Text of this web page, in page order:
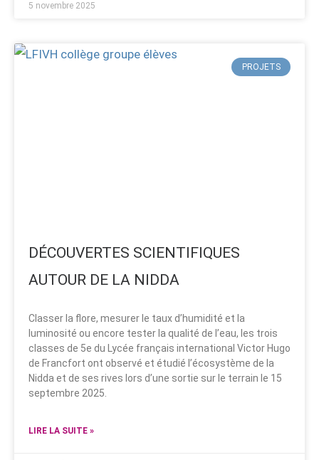
5 novembre 2025
PROJETS
DÉCOUVERTES SCIENTIFIQUES
AUTOUR DE LA NIDDA
Classer la flore, mesurer le taux d’humidité et la
luminosité ou encore tester la qualité de l’eau, les trois
classes de 5e du Lycée français international Victor Hugo
de Francfort ont observé et étudié l’écosystème de la
Nidda et de ses rives lors d’une sortie sur le terrain le 15
septembre 2025.
LIRE LA SUITE »